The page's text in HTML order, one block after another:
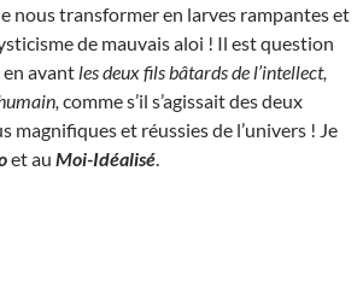
nous transformer en larves rampantes et
de mauvais aloi ! Il est question
avant les deux fils bâtards de l’intellect,
comme s’il s’agissait des deux
magnifiques et réussies de l’univers ! Je
et au Moi-Idéalisé